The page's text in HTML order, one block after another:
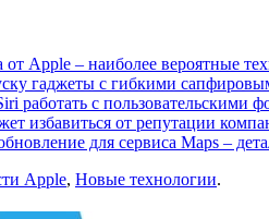
от Apple – наиболее вероятные
гаджеты с гибкими
работать с пользовательскими
избавиться от репутации
для сервиса Maps –
Apple, Новые технологии.